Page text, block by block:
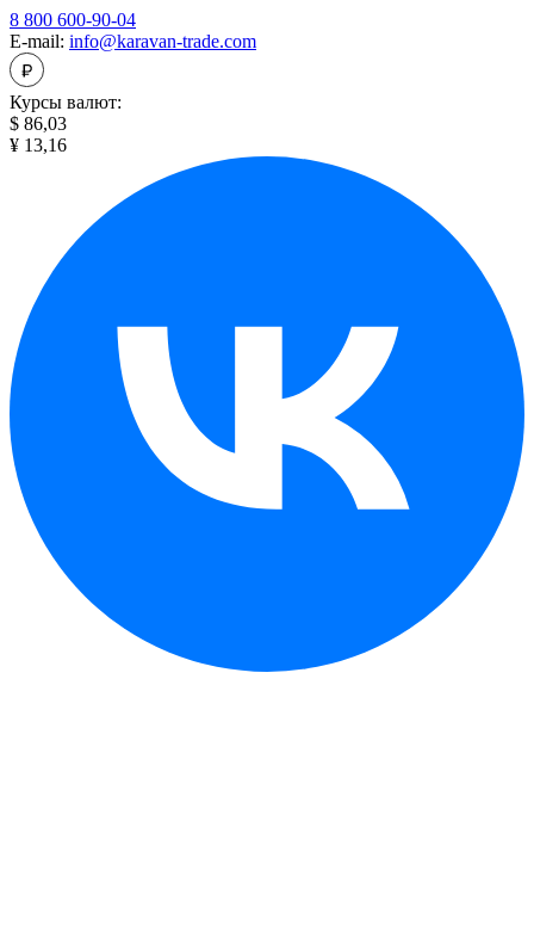
8 800 600-90-04
E-mail: info@karavan-trade.com
Курсы валют:
$ 86,03
¥ 13,16